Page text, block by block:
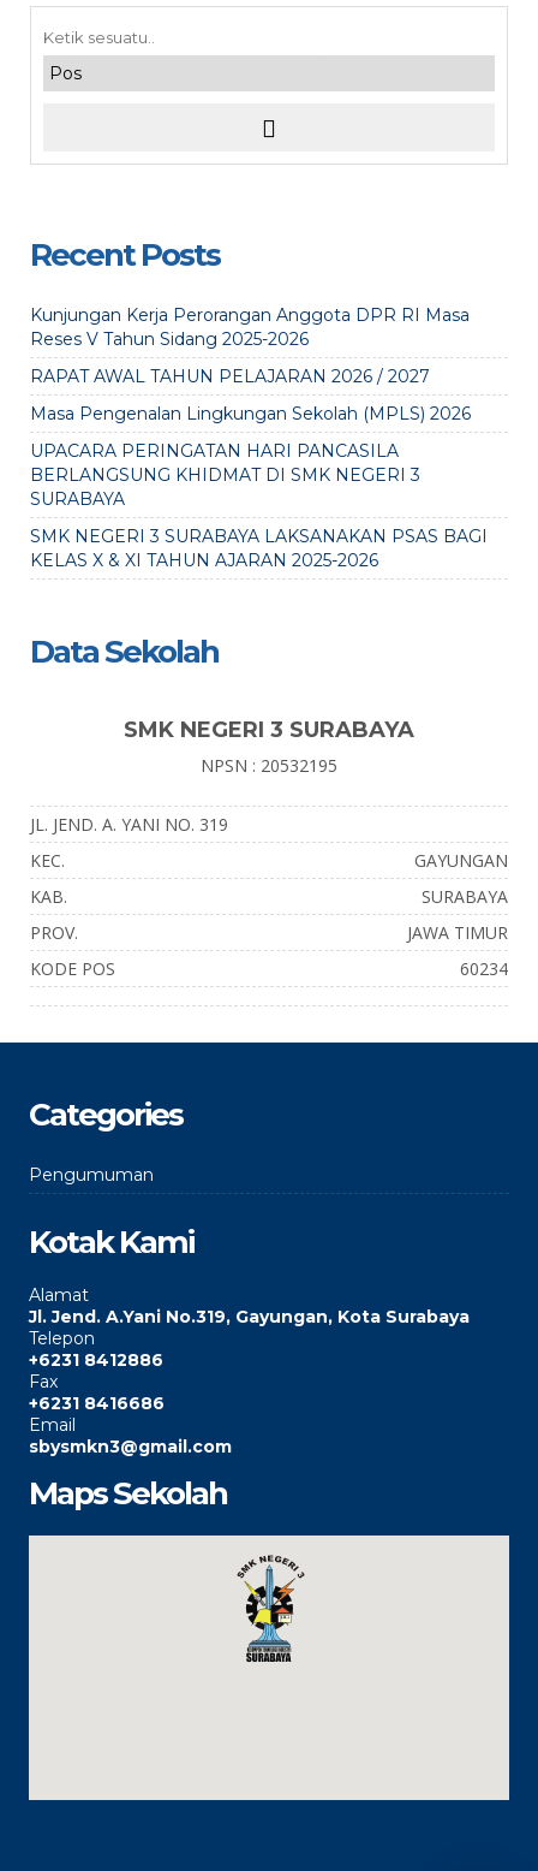
Recent Posts
Kunjungan Kerja Perorangan Anggota DPR RI Masa
Reses V Tahun Sidang 2025-2026
RAPAT AWAL TAHUN PELAJARAN 2026 / 2027
Masa Pengenalan Lingkungan Sekolah (MPLS) 2026
UPACARA PERINGATAN HARI PANCASILA
BERLANGSUNG KHIDMAT DI SMK NEGERI 3
SURABAYA
SMK NEGERI 3 SURABAYA LAKSANAKAN PSAS BAGI
KELAS X & XI TAHUN AJARAN 2025-2026
Data Sekolah
SMK NEGERI 3 SURABAYA
NPSN : 20532195
JL. JEND. A. YANI NO. 319
KEC.
GAYUNGAN
KAB.
SURABAYA
PROV.
JAWA TIMUR
KODE POS
60234
Categories
Pengumuman
Kotak Kami
Alamat
Jl. Jend. A.Yani No.319, Gayungan, Kota Surabaya
Telepon
+6231 8412886
Fax
+6231 8416686
Email
sbysmkn3@gmail.com
Maps Sekolah